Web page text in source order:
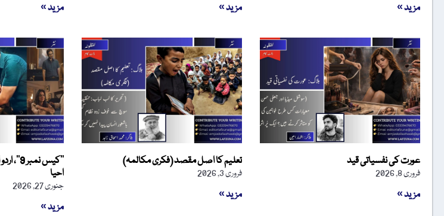
مزید » مزید » مزید »
عورت کی نفسیاتی قید
فروری 8, 2026
مزید »
تعلیم کا اصل مقصد (فکری مکالمہ)
فروری 3, 2026
مزید »
’’کیس
احیا
جنوری 27, 2026
مزید »